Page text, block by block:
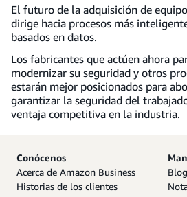
El futuro de la adquisición de
dirige hacia procesos más
basados en datos.
Los fabricantes que actúen ahora
modernizar su seguridad y otros
estarán mejor posicionados para
garantizar la seguridad del
ventaja competitiva en la industria.
Conócenos
Acerca de Amazon Business
Historias de los clientes
Blog